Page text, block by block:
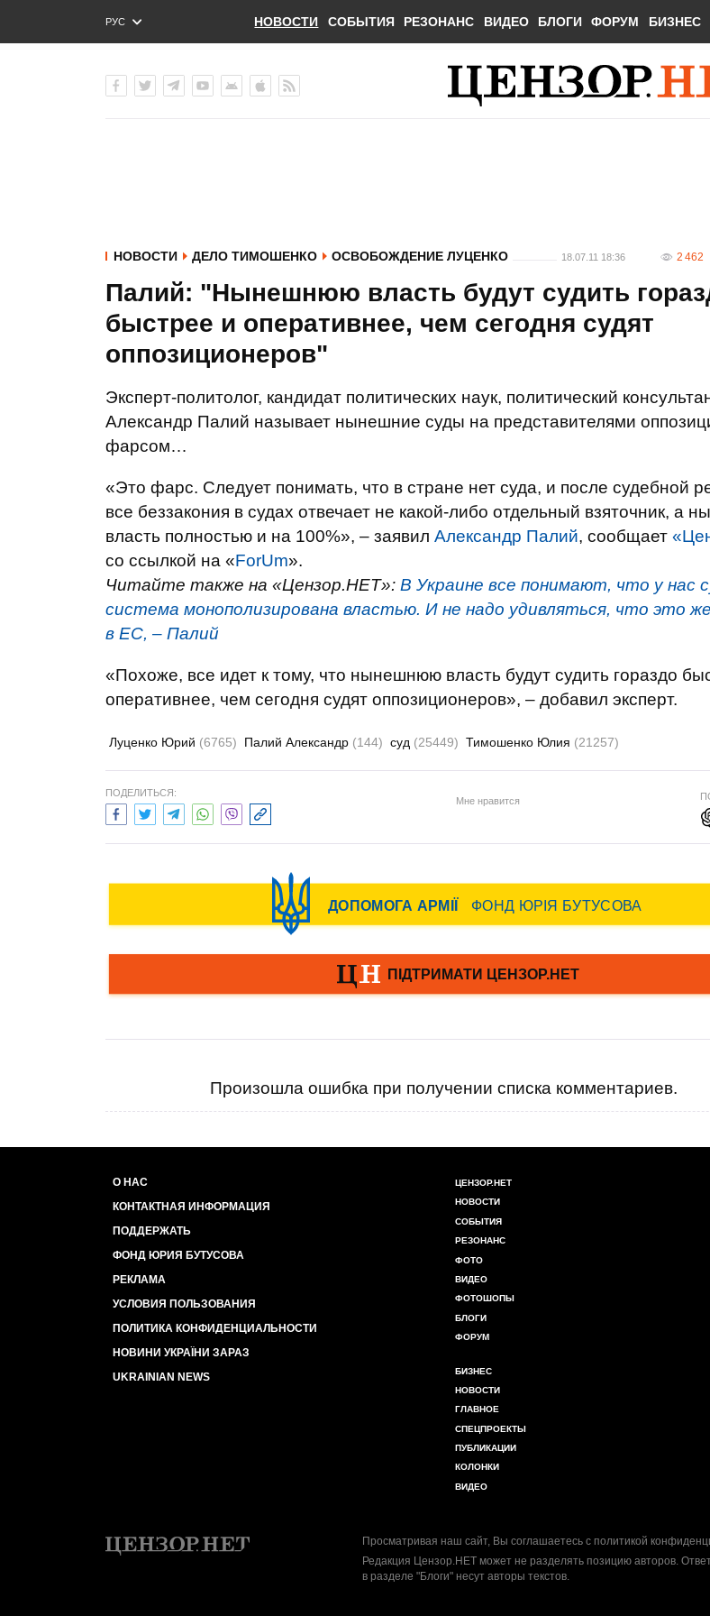
РУС
ENG
НОВОСТИ СОБЫТИЯ РЕЗОНАНС ВИДЕО БЛОГИ ФОРУМ БИЗНЕС
НОВОСТИ ДЕЛО ТИМОШЕНКО ОСВОБОЖДЕНИЕ ЛУЦЕНКО 18.07.11 18:36 2 462
Палий: "Нынешнюю власть будут судить
быстрее и оперативнее, чем сегодня судят
оппозиционеров"
Эксперт-политолог, кандидат политических наук, политический
Александр Палий называет нынешние суды на представителями
фарсом…
«Это фарс. Следует понимать, что в стране нет суда, и после судебной
все беззакония в судах отвечает не какой-либо отдельный взяточник, а
власть полностью и на 100%», – заявил Александр Палий, сообщает
со ссылкой на «ForUm».
Читайте также на «Цензор.НЕТ»: В Украине все понимают, что у нас
система монополизирована властью. И не надо удивляться, что это
в ЕС, – Палий
«Похоже, все идет к тому, что нынешнюю власть будут судить гораздо
оперативнее, чем сегодня судят оппозиционеров», – добавил эксперт.
Луценко Юрий (6765) Палий Александр (144) суд (25449) Тимошенко Юлия (21257)
ПОДЕЛИТЬСЯ:
Мне нравится
Произошла ошибка при получении списка комментариев.
О НАС
КОНТАКТНАЯ ИНФОРМАЦИЯ
ПОДДЕРЖАТЬ
ФОНД ЮРИЯ БУТУСОВА
РЕКЛАМА
УСЛОВИЯ ПОЛЬЗОВАНИЯ
ПОЛИТИКА КОНФИДЕНЦИАЛЬНОСТИ
НОВИНИ УКРАЇНИ ЗАРАЗ
UKRAINIAN NEWS
ЦЕНЗОР.НЕТ
НОВОСТИ
СОБЫТИЯ
РЕЗОНАНС
ФОТО
ВИДЕО
ФОТОШОПЫ
БЛОГИ
ФОРУМ
БИЗНЕС
НОВОСТИ
ГЛАВНОЕ
СПЕЦПРОЕКТЫ
ПУБЛИКАЦИИ
КОЛОНКИ
ВИДЕО
Просматривая наш сайт, Вы соглашаетесь с политикой
Редакция Цензор.НЕТ может не разделять позицию авторов.
в разделе "Блоги" несут авторы текстов.